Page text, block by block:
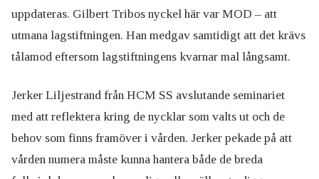
uppdateras. Gilbert Tribos nyckel här var MOD – att
utmana lagstiftningen. Han medgav samtidigt att det krävs
tålamod eftersom lagstiftningens kvarnar mal långsamt.
Jerker Liljestrand från HCM SS avslutande seminariet
med att reflektera kring de nycklar som valts ut och de
behov som finns framöver i vården. Jerker pekade på att
vården numera måste kunna hantera både de breda